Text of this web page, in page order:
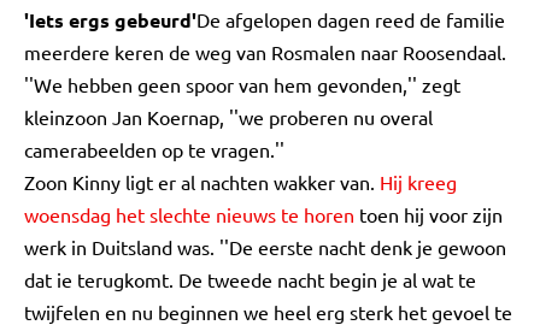
'Iets ergs gebeurd'De afgelopen dagen reed de familie
meerdere keren de weg van Rosmalen naar Roosendaal.
''We hebben geen spoor van hem gevonden,'' zegt
kleinzoon Jan Koernap, ''we proberen nu overal
camerabeelden op te vragen.''
Zoon Kinny ligt er al nachten wakker van. Hij kreeg
woensdag het slechte nieuws te horen toen hij voor zijn
werk in Duitsland was. ''De eerste nacht denk je gewoon
dat ie terugkomt. De tweede nacht begin je al wat te
twijfelen en nu beginnen we heel erg sterk het gevoel te